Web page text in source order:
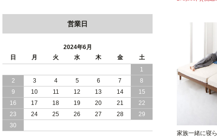
家族一緒に寝
ド 組立設置 付き
日本製 収納 跳ね上げ式 リフトアップ
ベッド 縦開き ヘッドボード 組立設置サ
ービス付き
2024/04/23
すのこ の 床板 簡単 軽い コンパクトな
大容量 収納 跳ね上げ式 ベッド
2024/03/28
おすすめ クイーン キング ワイドキング
サイズ で 通気性ある すのこ仕様 大容
営業日
2024年6月
日
月 火 水 木 金
土
1
2
3 4 5 6 7
8
9
10 11 12 13 14
15
16
17 18 19 20 21
22
23
24 25 26 27 28
29
30